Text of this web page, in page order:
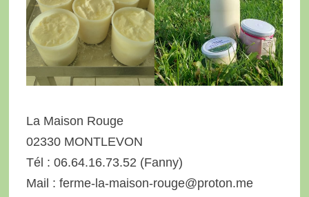
La Maison Rouge
02330 MONTLEVON
Tél : 06.64.16.73.52 (Fanny)
Mail : ferme-la-maison-rouge@proton.me